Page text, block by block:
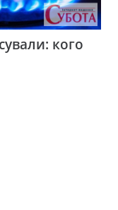
кого